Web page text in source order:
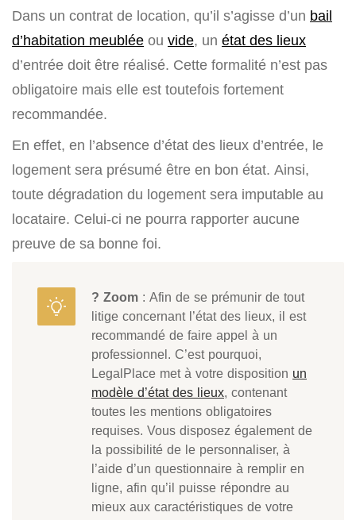
Dans un contrat de location, qu’il s’agisse d’un bail
d’habitation meublée ou vide, un état des lieux
d’entrée doit être réalisé. Cette formalité n’est pas
obligatoire mais elle est toutefois fortement
recommandée.
En effet, en l’absence d’état des lieux d’entrée, le
logement sera présumé être en bon état. Ainsi,
toute dégradation du logement sera imputable au
locataire. Celui-ci ne pourra rapporter aucune
preuve de sa bonne foi.
? Zoom : Afin de se prémunir de tout
litige concernant l’état des lieux, il est
recommandé de faire appel à un
professionnel. C’est pourquoi,
LegalPlace met à votre disposition un
modèle d’état des lieux, contenant
toutes les mentions obligatoires
requises. Vous disposez également de
la possibilité de le personnaliser, à
l’aide d’un questionnaire à remplir en
ligne, afin qu’il puisse répondre au
mieux aux caractéristiques de votre